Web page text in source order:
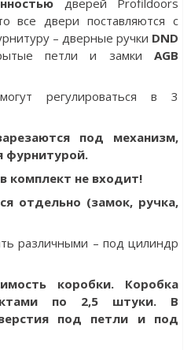
все двери поставляются с
­– дверные ручки DND
петли и замкиAGB
регулироваться в 3
под механизм,
фурнитурой.
комплект не входит!
отдельно (замок, ручка,
различными – под цилиндр
коробки. Коробка
по 2,5 штуки. В
под петли и под